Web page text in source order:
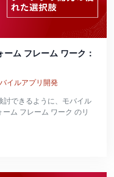
ム フレーム ワーク：
イルアプリ開発
討できるように、モバイル
ム フレーム ワーク のリ